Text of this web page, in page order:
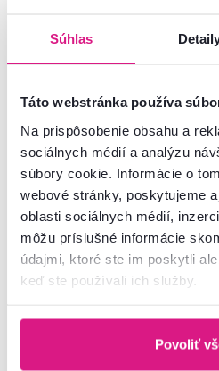
Súhlas
Táto webstránka používa
Na prispôsobenie obsahu a
sociálnych médií a analýzu
súbory cookie. Informácie o
webové stránky, poskytujeme
oblasti sociálnych médií,
môžu príslušné informácie
údajmi, ktoré ste im poskytli
keď ste používali ich služby.
Povoliť
Podobné produkty
Slovenský výrobok